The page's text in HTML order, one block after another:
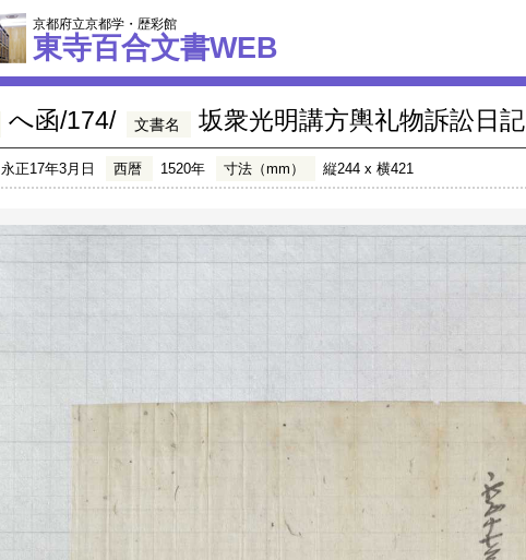
京都府立京都学・歴彩館
東寺百合文書WEB
へ函/174/ 文書名 坂衆光明講方輿礼物訴訟日記
永正17年3月日 西暦 1520年 寸法（mm） 縦244 x 横421